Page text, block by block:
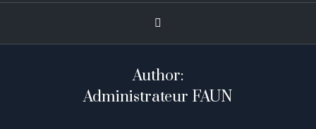
Author:
Administrateur FAUN